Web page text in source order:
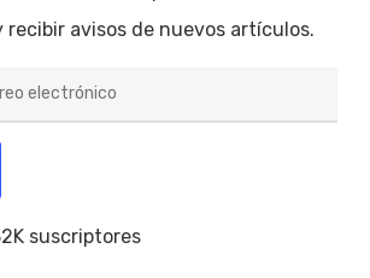
recibir avisos de nuevos artículos.
suscriptores